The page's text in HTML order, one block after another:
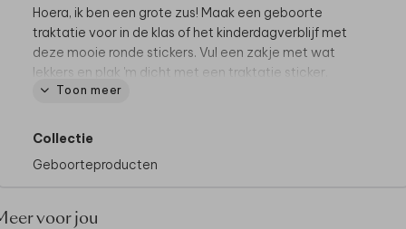
Hoera, ik ben een grote zus! Maak een geboorte
traktatie voor in de klas of het kinderdagverblijf met
deze mooie ronde stickers. Vul een zakje met wat
lekkers en plak 'm dicht met een traktatie sticker.
Wat zal ze trots zijn!
Toon meer
Collectie
Geboorteproducten
voor jou